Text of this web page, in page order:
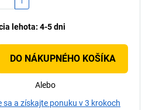
lehota: 4-5 dni
DO NÁKUPNÉHO KOŠÍKA
Alebo
sa a získajte ponuku v 3 krokoch